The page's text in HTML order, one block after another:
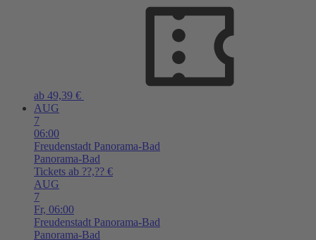
ab 49,39 €
AUG
7
06:00
Freudenstadt Panorama-Bad
Panorama-Bad
Tickets ab ??,?? €
AUG
7
Fr, 06:00
Freudenstadt Panorama-Bad
Panorama-Bad